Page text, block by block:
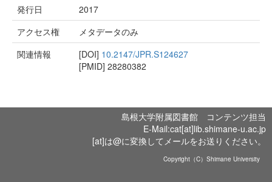
発行日
2017
アクセス権
メタデータのみ
関連情報
[DOI] 10.2147/JPR.S124627
[PMID] 28280382
島根大学附属図書館 コンテンツ担当
E-Mail:cat[at]lib.shimane-u.ac.jp
[at]は@に変換してメールをお送りください。
Copyright（C）Shimane University